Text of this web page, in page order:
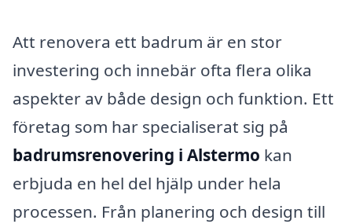
Att renovera ett badrum är en stor
investering och innebär ofta flera olika
aspekter av både design och funktion. Ett
företag som har specialiserat sig på
badrumsrenovering i Alstermo kan
erbjuda en hel del hjälp under hela
processen. Från planering och design till